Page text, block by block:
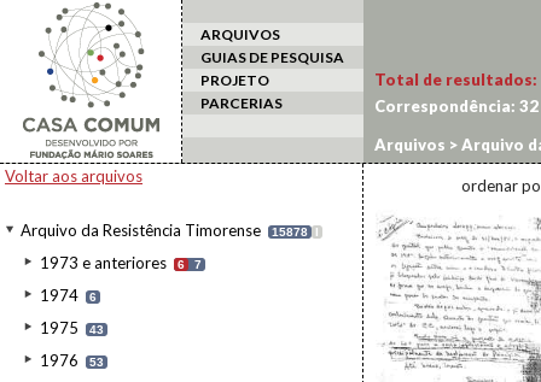
ARQUIVOS
GUIAS DE PESQUISA
PROJETO
PARCERIAS
Voltar aos arquivos
Arquivo da Resistência Timorense 15878 I
1973 e anteriores 6 7
1974 6
1975 43
1976 53
Total de resultados:
Correspondência: 32
Arquivos >Arquivo
ordenar